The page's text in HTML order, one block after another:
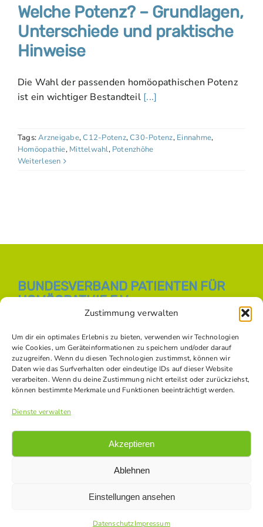
Zustimmung verwalten
Um dir ein optimales Erlebnis zu bieten, verwenden wir Technologien
wie Cookies, um Geräteinformationen zu speichern und/oder darauf
zuzugreifen. Wenn du diesen Technologien zustimmst, können wir
Daten wie das Surfverhalten oder eindeutige IDs auf dieser Website
verarbeiten. Wenn du deine Zustimmung nicht erteilst oder zurückziehst,
können bestimmte Merkmale und Funktionen beeinträchtigt werden.
Dienste verwalten
Akzeptieren
Ablehnen
Einstellungen ansehen
DatenschutzImpressum
Welche Potenz? – Grundlagen,
Unterschiede und praktische
Hinweise
Die Wahl der passenden homöopathischen Potenz
ist ein wichtiger Bestandteil [...]
Tags:Arzneigabe,C12-Potenz,C30-Potenz, Einnahme,
Homöopathie, Mittelwahl, Potenzhöhe
Weiterlesen
BUNDESVERBAND PATIENTEN FÜR
HOMÖOPATHIE E.V.
E-Mail:
info [at] bph-online.de
Webseite:Homöopathie Online
SOZIALE NETZWERKE
Datenschutz|Impressum|Kontakt